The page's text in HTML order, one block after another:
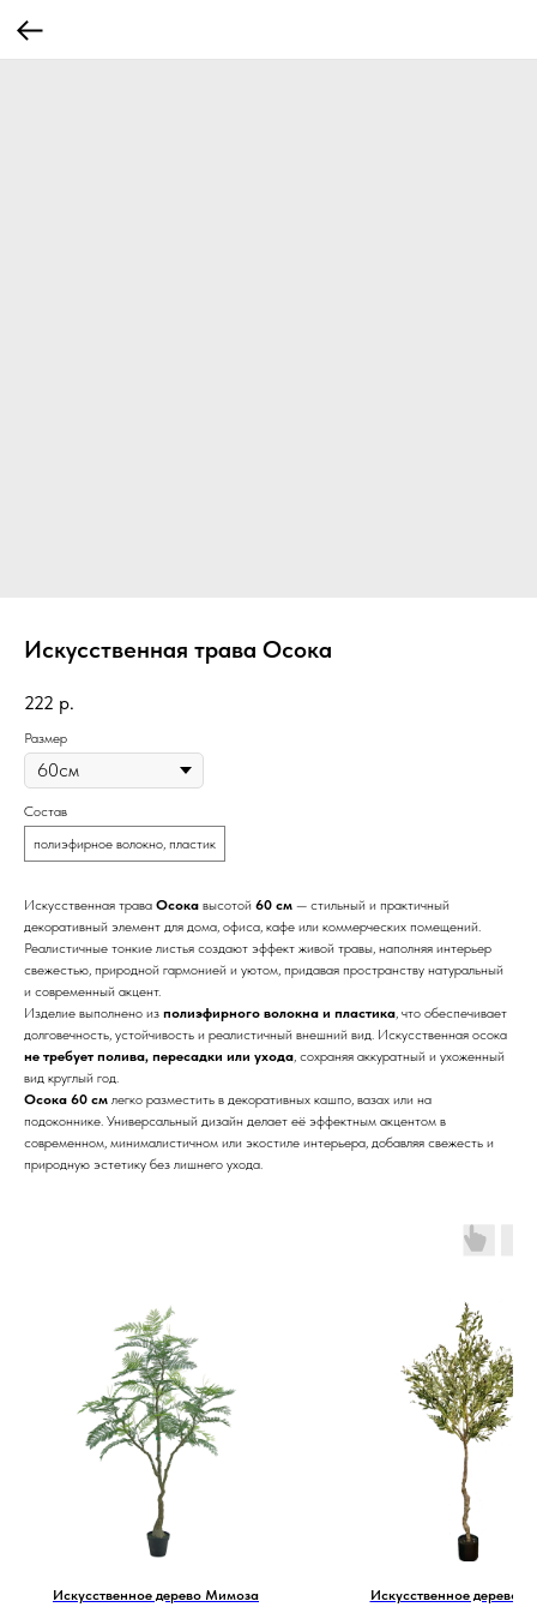
Искусственная трава Осока
222 р.
Размер
Состав
полиэфирное волокно, пластик
Искусственная трава Осока высотой 60 см — стильный и практичный
декоративный элемент для дома, офиса, кафе или коммерческих помещений.
Реалистичные тонкие листья создают эффект живой травы, наполняя интерьер
свежестью, природной гармонией и уютом, придавая пространству натуральный
и современный акцент.
Изделие выполнено из полиэфирного волокна и пластика, что обеспечивает
долговечность, устойчивость и реалистичный внешний вид. Искусственная осока
не требует полива, пересадки или ухода, сохраняя аккуратный и ухоженный
вид круглый год.
Осока 60 см легко разместить в декоративных кашпо, вазах или на
подоконнике. Универсальный дизайн делает её эффектным акцентом в
современном, минималистичном или экостиле интерьера, добавляя свежесть и
природную эстетику без лишнего ухода.
Искусственное дерево Мимоза Искусственное дерево